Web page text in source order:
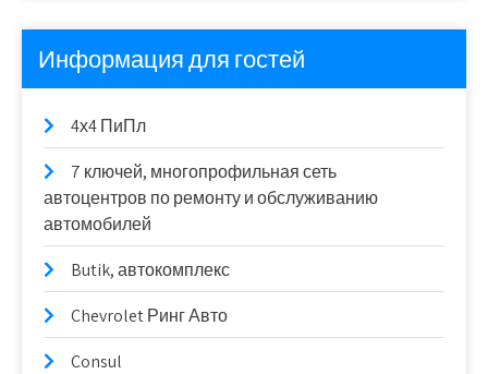
Информация для гостей
4х4 ПиПл
7 ключей, многопрофильная сеть
автоцентров по ремонту и обслуживанию
автомобилей
Butik, автокомплекс
Chevrolet Ринг Авто
Consul